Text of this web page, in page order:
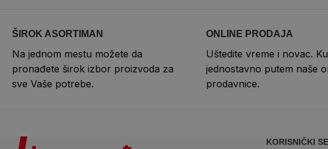
ŠIROK ASORTIMAN
Na jednom mestu možete da
pronađete širok izbor proizvoda za
sve Vaše potrebe.
ONLINE PRODAJA
Uštedite vreme i novac.
jednostavno putem naše
prodavnice.
KORISNIČKI